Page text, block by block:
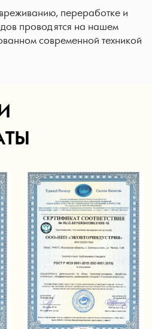
переработке и
проводятся на нашем
современной техникой